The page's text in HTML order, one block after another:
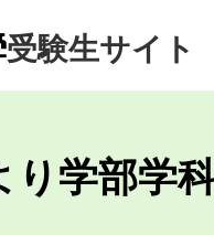
受験生サイト
り学部学